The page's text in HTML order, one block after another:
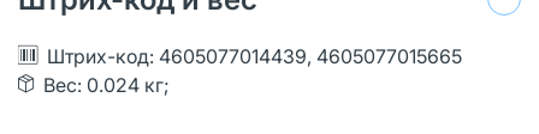
Штрих-код: 4605077014439, 4605077015665
Вес: 0.024 кг;